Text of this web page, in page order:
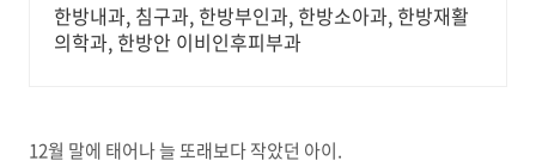
한방내과, 침구과, 한방부인과, 한방소아과, 한방재활
의학과, 한방안 이비인후피부과
12월 말에 태어나 늘 또래보다 작았던 아이.